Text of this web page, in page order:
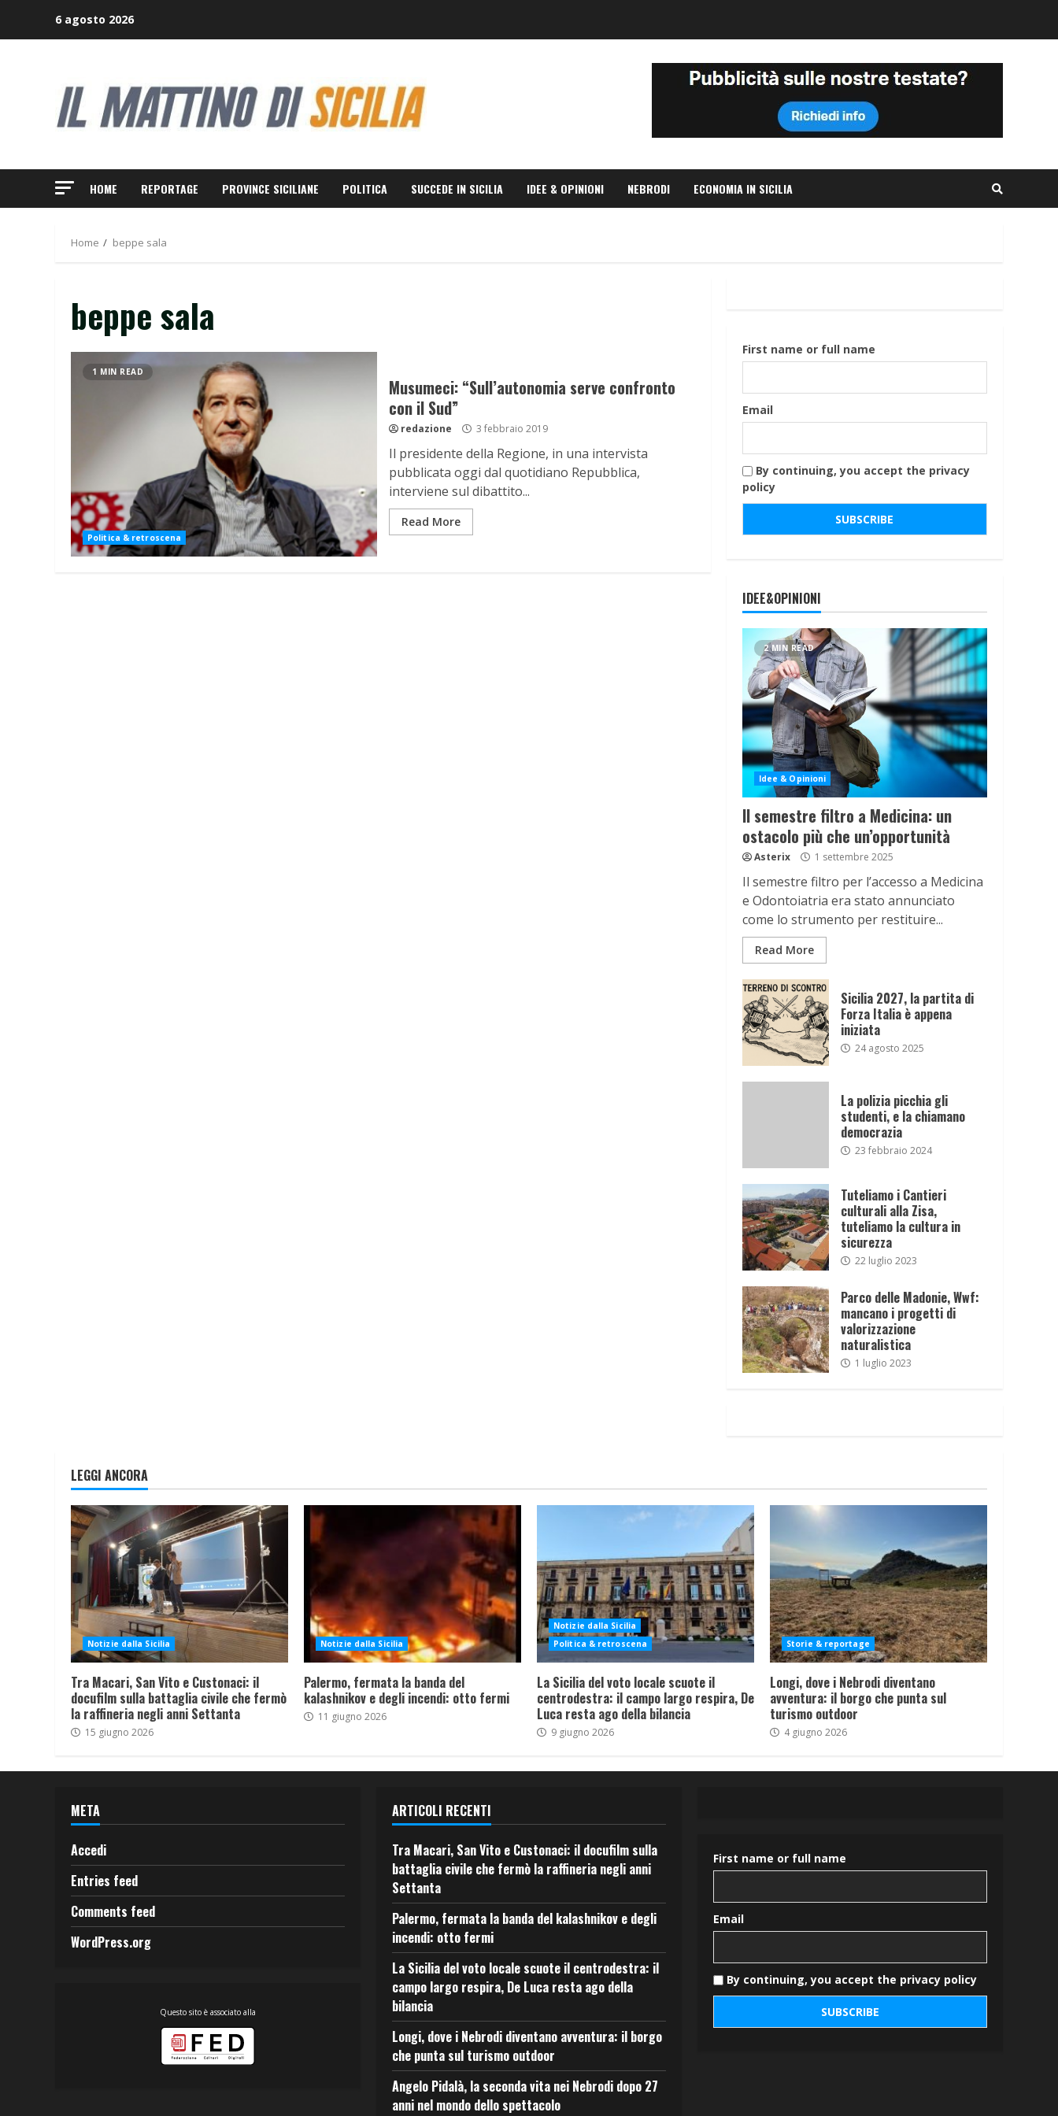
6 agosto 2026
HOME REPORTAGE PROVINCE SICILIANE POLITICA SUCCEDE IN SICILIA IDEE & OPINIONI NEBRODI ECONOMIA IN SICILIA
Home beppe sala
beppe sala
1 MIN READ
Politica & retroscena
Musumeci: “Sull’autonomia serve confronto
con il Sud”
redazione 3 febbraio 2019
Il presidente della Regione, in una intervista
pubblicata oggi dal quotidiano Repubblica,
interviene sul dibattito...
Read More
First name or full name
Email
By continuing, you accept the privacy
policy
IDEE&OPINIONI
2 MIN READ
Idee & Opinioni
Il semestre filtro a Medicina: un
ostacolo più che un’opportunità
Asterix 1 settembre 2025
Il semestre filtro per l’accesso a Medicina
e Odontoiatria era stato annunciato
come lo strumento per restituire...
Read More
Sicilia 2027, la partita di
Forza Italia è appena
iniziata
24 agosto 2025
La polizia picchia gli
studenti, e la chiamano
democrazia
23 febbraio 2024
Tuteliamo i Cantieri
culturali alla Zisa,
tuteliamo la cultura in
sicurezza
22 luglio 2023
Parco delle Madonie, Wwf:
mancano i progetti di
valorizzazione
naturalistica
1 luglio 2023
LEGGI ANCORA
Notizie dalla Sicilia
Tra Macari, San Vito e Custonaci: il
docufilm sulla battaglia civile che fermò
la raffineria negli anni Settanta
15 giugno 2026
Notizie dalla Sicilia
Palermo, fermata la banda del
kalashnikov e degli incendi: otto fermi
11 giugno 2026
Notizie dalla Sicilia
Politica & retroscena
La Sicilia del voto locale scuote il
centrodestra: il campo largo respira, De
Luca resta ago della bilancia
9 giugno 2026
Storie & reportage
Longi, dove i Nebrodi diventano
avventura: il borgo che punta sul
turismo outdoor
4 giugno 2026
META
Accedi
Entries feed
Comments feed
WordPress.org
Questo sito è associato alla
ARTICOLI RECENTI
Tra Macari, San Vito e Custonaci: il docufilm sulla
battaglia civile che fermò la raffineria negli anni
Settanta
Palermo, fermata la banda del kalashnikov e degli
incendi: otto fermi
La Sicilia del voto locale scuote il centrodestra: il
campo largo respira, De Luca resta ago della
bilancia
Longi, dove i Nebrodi diventano avventura: il borgo
che punta sul turismo outdoor
Angelo Pidalà, la seconda vita nei Nebrodi dopo 27
anni nel mondo dello spettacolo
First name or full name
Email
By continuing, you accept the privacy policy